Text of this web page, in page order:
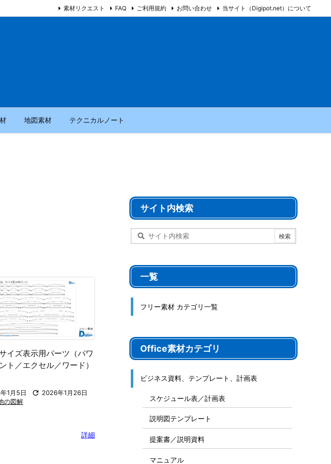
地図素材 テクニカルノート
素材リクエスト FAQ ご利用規約 お問い合わせ 当サイト（Digipot.net）について
イズ表示用パーツ（パワ
ト／エクセル／ワード）
1月5日  2026年1月26日
の図解
詳細
サイト内検索
一覧
フリー素材 カテゴリ一覧
Office素材カテゴリ
ビジネス資料、テンプレート、計画表
スケジュール表／計画表
説明図テンプレート
提案書／説明資料
マニュアル